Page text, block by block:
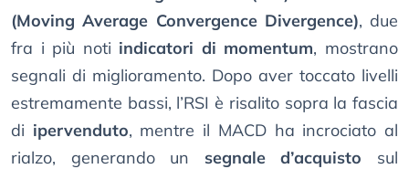
(Moving Average Convergence Divergence), due
fra i più noti indicatori di momentum, mostrano
segnali di miglioramento. Dopo aver toccato livelli
estremamente bassi, l’RSI è risalito sopra la fascia
di ipervenduto, mentre il MACD ha incrociato al
rialzo, generando un segnale d’acquisto sul